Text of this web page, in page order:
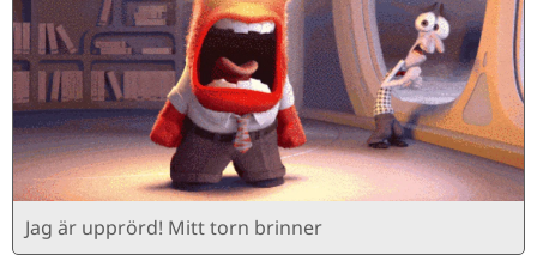
Jag är upprörd! Mitt torn brinner